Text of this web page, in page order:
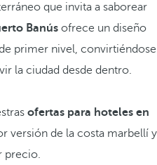
que invita a saborear
Banúsofrece un diseño
primer nivel, convirtiéndose
la ciudad desde dentro.
ofertas para hoteles en
versión de la costa marbellí y
precio.